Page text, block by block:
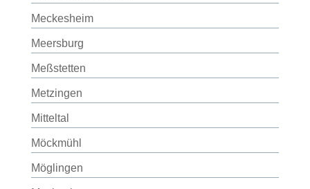
Meckesheim
Meersburg
Meßstetten
Metzingen
Mitteltal
Möckmühl
Möglingen